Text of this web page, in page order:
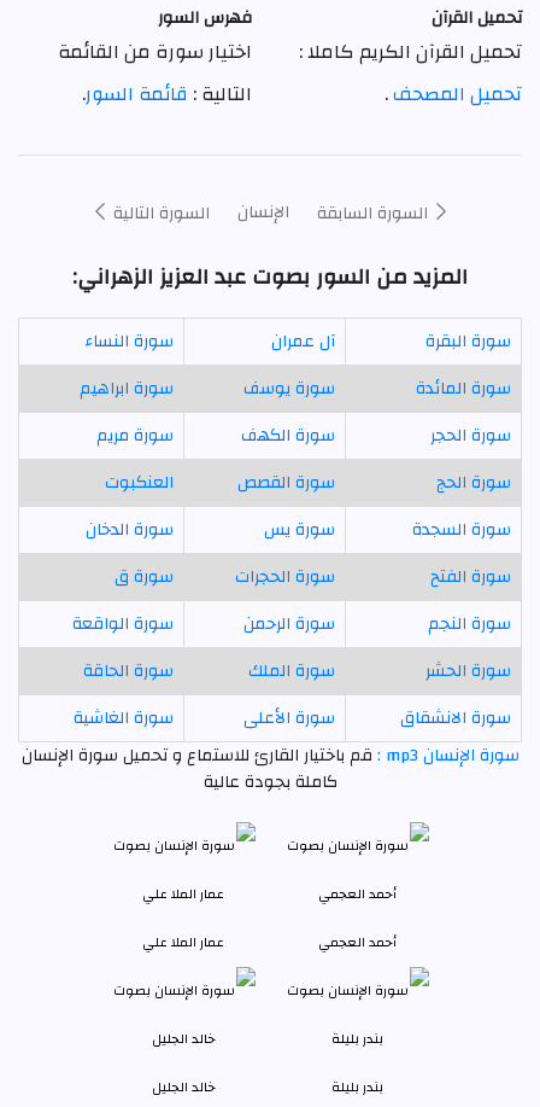
تحميل القرآن
تحميل القرآن الكريم كاملا :
تحميل المصحف.
فهرس السور
اختيار سورة من القائمة
التالية : قائمة السور.
السورة السابقة الإنسان السورة التالية
المزيد من السور بصوت عبد العزيز الزهراني:
سورة البقرة آل عمران
سورة النساء
سورة المائدة
سورة يوسف
سورة ابراهيم
سورة الحجر
سورة الكهف
سورة مريم
سورة الحج
سورة القصص
العنكبوت
سورة السجدة
سورة يس
سورة الدخان
سورة الفتح
سورة الحجرات
سورة ق
سورة النجم
سورة الرحمن
سورة الواقعة
سورة الحشر
سورة الملك
سورة الحاقة
سورة الانشقاق
سورة الأعلى
سورة الغاشية
سورة الإنسان mp3 :
قم باختيار القارئ للاستماع و تحميل سورة الإنسان
كاملة بجودة عالية
أحمد العجمي عمار الملا علي
بندر بليلة خالد الجليل